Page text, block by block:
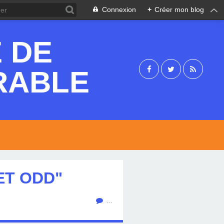
Connexion + Créer mon blog
DE
ODD"
…